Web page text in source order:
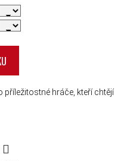
příležitostné hráče, kteří chtějí